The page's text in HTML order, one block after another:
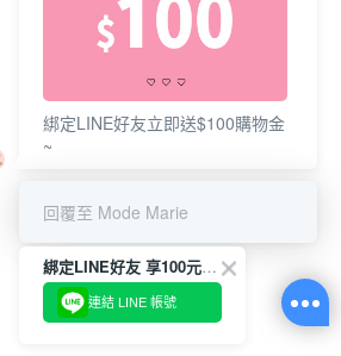
綁定LINE好友立即送$100購物金
~
回覆至 Mode Marie
綁定LINE好友 享100元折價券
連結 LINE 帳號